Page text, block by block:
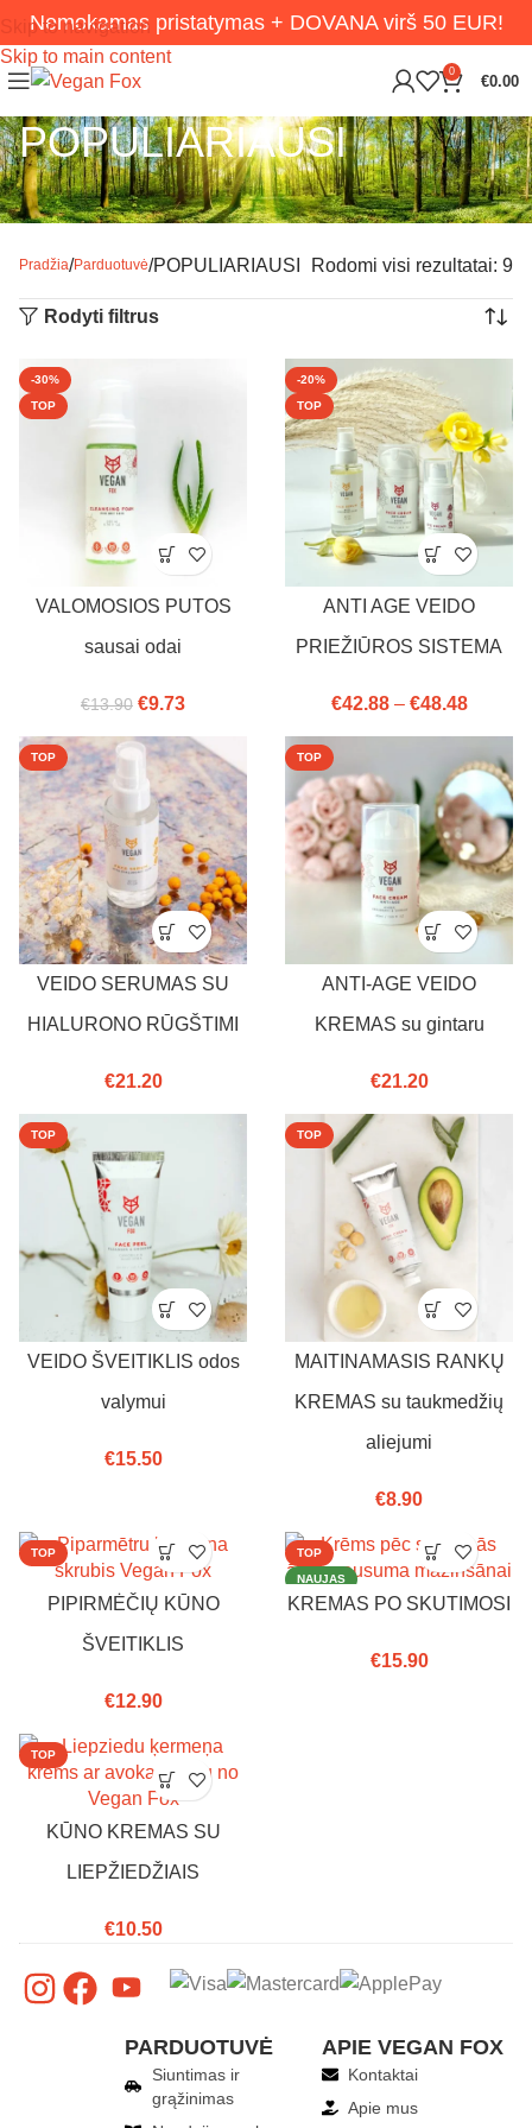
Skip to navigation
Skip to main content
Nemokamas pristatymas + DOVANA virš 50 EUR!
0
€0.00
POPULIARIAUSI
Jūsų mėgstamiausios ir perkamiausios Vegan Fox veido,
plaukų ir kūno priežiūros priemonės.vi.
Pradžia Parduotuvė POPULIARIAUSI Rodomi visi rezultatai: 9
Rodyti filtrus
-30%
TOP
VALOMOSIOS PUTOS
sausai odai
€13.90 €9.73
-20%
TOP
ANTI AGE VEIDO
PRIEŽIŪROS SISTEMA
€42.88 – €48.48
TOP
VEIDO SERUMAS SU
HIALURONO RŪGŠTIMI
€21.20
TOP
ANTI-AGE VEIDO
KREMAS su gintaru
€21.20
TOP
VEIDO ŠVEITIKLIS odos
valymui
€15.50
TOP
MAITINAMASIS RANKŲ
KREMAS su taukmedžių
aliejumi
€8.90
TOP
PIPIRMĖČIŲ KŪNO
ŠVEITIKLIS
€12.90
TOP
NAUJAS
KREMAS PO SKUTIMOSI
€15.90
TOP
KŪNO KREMAS SU
LIEPŽIEDŽIAIS
€10.50
PARDUOTUVĖ
Siuntimas ir
grąžinimas
APIE VEGAN FOX
Kontaktai
Apie mus